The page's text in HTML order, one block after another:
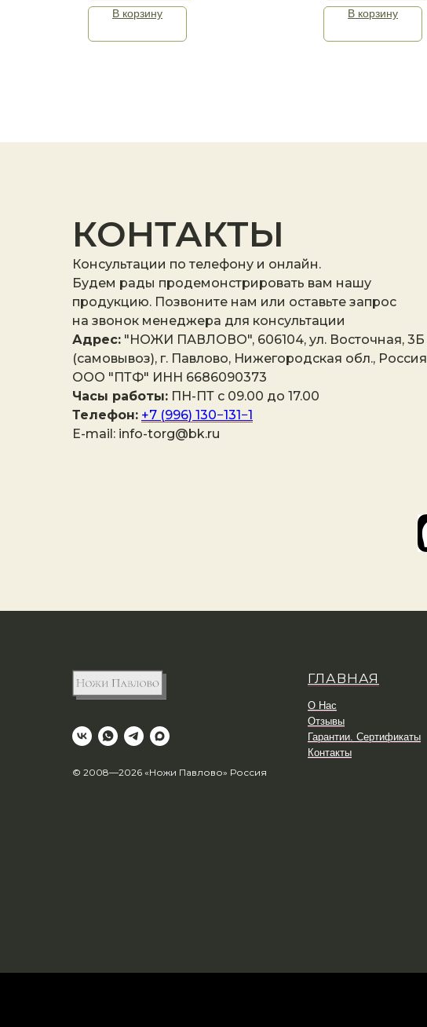
В корзину В корзину
КОНТАКТЫ
Консультации по телефону и онлайн.
Будем рады продемонстрировать вам нашу
продукцию. Позвоните нам или оставьте запрос
на звонок менеджера для консультации
Адрес: "НОЖИ ПАВЛОВО", 606104, ул. Восточная, 3Б
(самовывоз), г. Павлово, Нижегородская обл., Россия
ООО "ПТФ" ИНН 6686090373
Часы работы: ПН-ПТ с 09.00 до 17.00
Телефон: +7 (996) 130−131−1
E-mail: info-torg@bk.ru
© 2008—2026 «Ножи Павлово» Россия
ГЛАВНАЯ
О Нас
Отзывы
Гарантии. Сертификаты
Контакты